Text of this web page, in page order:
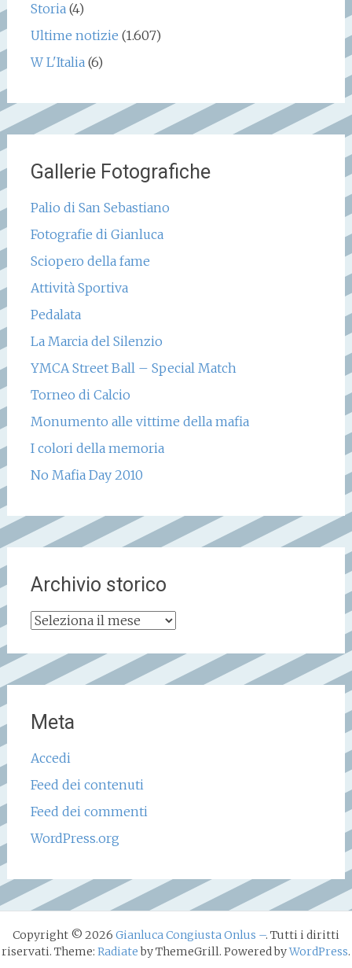
Storia(4)
Ultime notizie (1.607)
W L'Italia(6)
Gallerie Fotografiche
Palio di San Sebastiano
Fotografie di Gianluca
Sciopero della fame
Attività Sportiva
Pedalata
La Marcia del Silenzio
YMCA Street Ball – Special Match
Torneo di Calcio
Monumento alle vittime della mafia
I colori della memoria
No Mafia Day 2010
Archivio storico
Archivio
Meta
Accedi
Feed dei contenuti
Feed dei commenti
WordPress.org
Copyright © 2026 Gianluca Congiusta Onlus –. Tutti i diritti
riservati. Theme: Radiateby ThemeGrill. Powered byWordPress.